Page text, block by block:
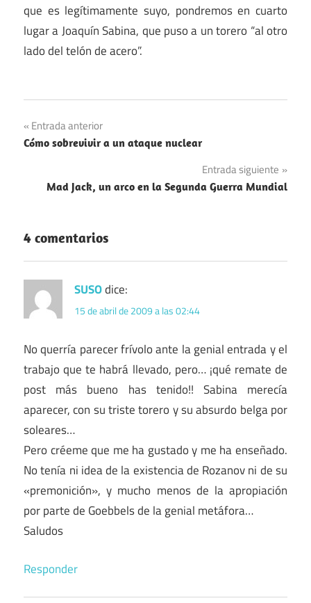
que es legítimamente suyo, pondremos en cuarto
lugar a Joaquín Sabina, que puso a un torero “al otro
lado del telón de acero”.
Navegación
de
entradas
Entrada anterior
Cómo sobrevivir a un ataque nuclear
Entrada siguiente
Mad Jack, un arco en la Segunda Guerra Mundial
4 comentarios
SUSOdice:
15 de abril de 2009 a las 02:44
No querría parecer frívolo ante la genial entrada y el
trabajo que te habrá llevado, pero… ¡qué remate de
post más bueno has tenido!! Sabina merecía
aparecer, con su triste torero y su absurdo belga por
soleares…
Pero créeme que me ha gustado y me ha enseñado.
No tenía ni idea de la existencia de Rozanov ni de su
«premonición», y mucho menos de la apropiación
por parte de Goebbels de la genial metáfora…
Saludos
Responder